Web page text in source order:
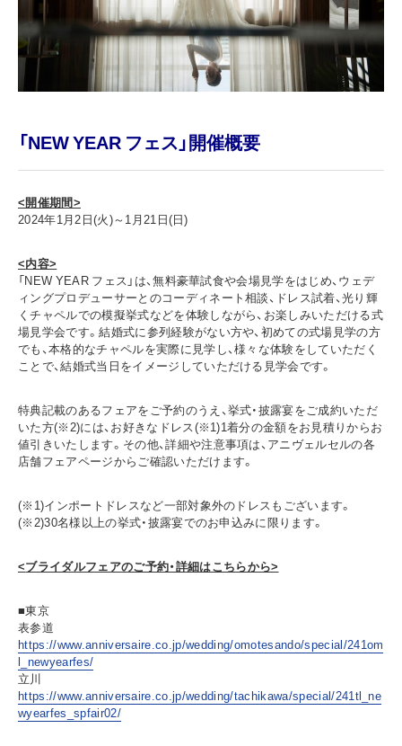
「NEW YEAR フェス」開催概要
<開催期間>
2024年1月2日(火)～1月21日(日)
<内容>
「NEW YEAR フェス」は、無料豪華試食や会場見学をはじめ、ウェデ
ィングプロデューサーとのコーディネート相談、ドレス試着、光り輝
くチャペルでの模擬挙式などを体験しながら、お楽しみいただける式
場見学会です。結婚式に参列経験がない方や、初めての式場見学の方
でも、本格的なチャペルを実際に見学し、様々な体験をしていただく
ことで、結婚式当日をイメージしていただける見学会です。
特典記載のあるフェアをご予約のうえ、挙式・披露宴をご成約いただ
いた方(※2)には、お好きなドレス(※1)1着分の金額をお見積りからお
値引きいたします。その他、詳細や注意事項は、アニヴェルセルの各
店舗フェアページからご確認いただけます。
(※1)インポートドレスなど一部対象外のドレスもございます。
(※2)30名様以上の挙式・披露宴でのお申込みに限ります。
<ブライダルフェアのご予約・詳細はこちらから>
■東京
表参道
https://www.anniversaire.co.jp/wedding/omotesando/special/241om
l_newyearfes/
立川
https://www.anniversaire.co.jp/wedding/tachikawa/special/241tl_ne
wyearfes_spfair02/